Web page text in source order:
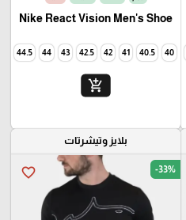
45
Nike React Vision Men's Shoe
40
40.5
41
42
42.5
43
44
44.5
add_shopping_cart
بلايز وتيشرتات
favorite_border -33%